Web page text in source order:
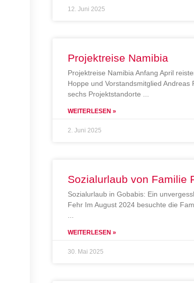
12. Juni 2025
Projektreise Namibia
Projektreise Namibia Anfang April
Hoppe und Vorstandsmitglied Andreas
sechs Projektstandorte
WEITERLESEN »
2. Juni 2025
Sozialurlaub von Familie
Sozialurlaub in Gobabis: Ein
Fehr Im August 2024 besuchte die
WEITERLESEN »
30. Mai 2025